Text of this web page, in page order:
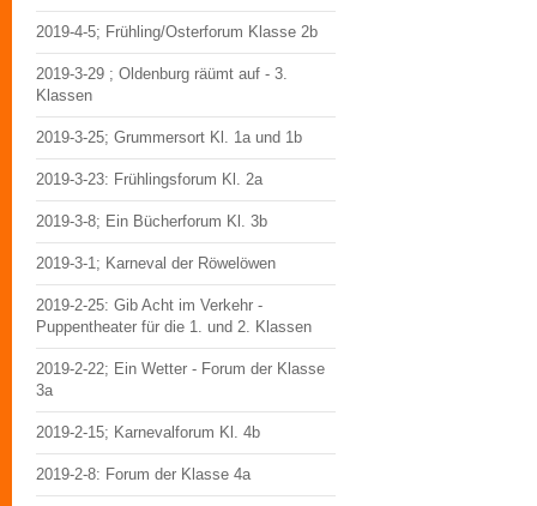
2019-4-5; Frühling/Osterforum Klasse 2b
2019-3-29 ; Oldenburg räümt auf - 3.
Klassen
2019-3-25; Grummersort Kl. 1a und 1b
2019-3-23: Frühlingsforum Kl. 2a
2019-3-8; Ein Bücherforum Kl. 3b
2019-3-1; Karneval der Röwelöwen
2019-2-25: Gib Acht im Verkehr -
Puppentheater für die 1. und 2. Klassen
2019-2-22; Ein Wetter - Forum der Klasse
3a
2019-2-15; Karnevalforum Kl. 4b
2019-2-8: Forum der Klasse 4a